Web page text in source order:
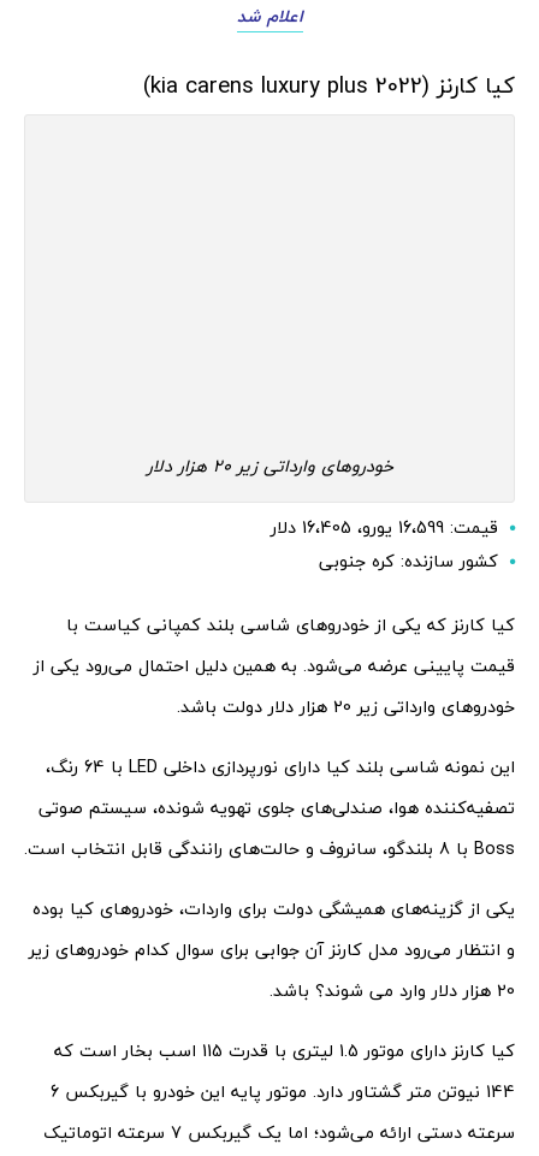
اعلام شد
کیا کارنز (kia carens luxury plus 2022)
خودروهای وارداتی زیر 20 هزار دلار
قیمت: 16،599 یورو، 16،405 دلار
کشور سازنده: کره جنوبی
کیا کارنز که یکی از خودروهای شاسی بلند کمپانی کیاست با
قیمت پایینی عرضه می‌شود. به همین دلیل احتمال می‌رود یکی از
خودروهای وارداتی زیر 20 هزار دلار دولت باشد.
این نمونه شاسی بلند کیا دارای نورپردازی داخلی LED با 64 رنگ،
تصفیه‌کننده هوا، صندلی‌های جلوی تهویه شونده، سیستم صوتی
Boss با 8 بلندگو، سانروف و حالت‌های رانندگی قابل انتخاب است.
یکی از گزینه‌های همیشگی دولت برای واردات، خودروهای کیا بوده
و انتظار می‌رود مدل کارنز آن جوابی برای سوال کدام خودروهای زیر
20 هزار دلار وارد می شوند؟ باشد.
کیا کارنز دارای موتور 1.5 لیتری با قدرت 115 اسب بخار است که
144 نیوتن متر گشتاور دارد. موتور پایه این خودرو با گیربکس 6
سرعته دستی ارائه می‌شود؛ اما یک گیربکس 7 سرعته اتوماتیک